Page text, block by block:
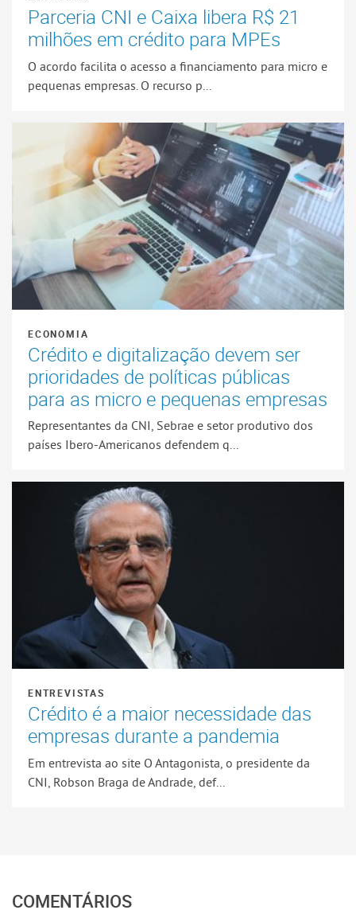
Parceria CNI e Caixa libera R$ 21
milhões em crédito para MPEs
O acordo facilita o acesso a financiamento para micro e
pequenas empresas. O recurso p...
ECONOMIA
Crédito e digitalização devem ser
prioridades de políticas públicas
para as micro e pequenas empresas
Representantes da CNI, Sebrae e setor produtivo dos
países Ibero-Americanos defendem q...
ENTREVISTAS
Crédito é a maior necessidade das
empresas durante a pandemia
Em entrevista ao site O Antagonista, o presidente da
CNI, Robson Braga de Andrade, def...
COMENTÁRIOS